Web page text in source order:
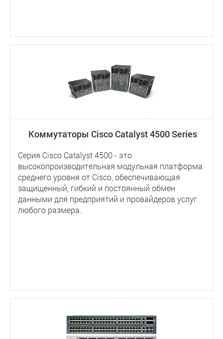
Коммутаторы Cisco Catalyst 4500 Series
Серия Cisco Catalyst 4500 - это
высокопроизводительная модульная платформа
среднего уровня от Cisco, обеспечивающая
защищенный, гибкий и постоянный обмен
данными для предприятий и провайдеров услуг
любого размера.